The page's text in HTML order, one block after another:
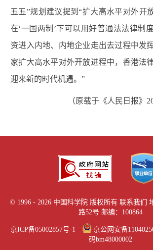
五五”规划建议提到“扩大高水平对外开
在‘一国两制’下可以用好普通法法律制
资进入内地、内地企业走出去过程中发
家扩大高水平对外开放进程中，香港法
迎来新的时代机遇。”
（原载于《人民日报》
© 1996 - 2026 中国科学院 版权所有 联系我们
路52号 邮编：100864
京ICP备05002857号-1
京公网安备
码bm48000002